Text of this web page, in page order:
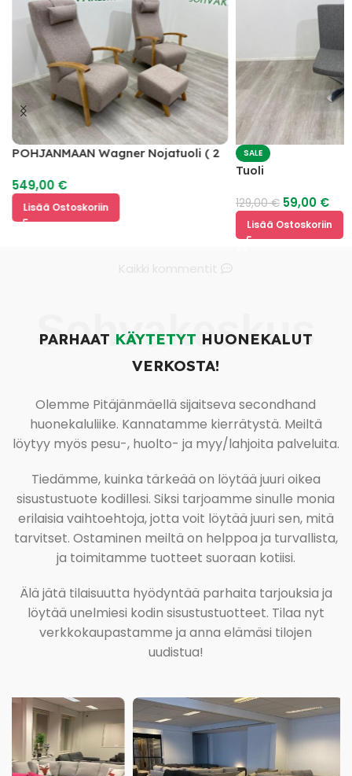
POHJANMAAN Wagner Nojatuoli ( 2
549,00 €
Lisää Ostoskoriin
SALE
Tuoli
129,00€ 59,00 €
Lisää Ostoskoriin
Sohvakeskus
PARHAAT KÄYTETYT HUONEKALUT
VERKOSTA!
Olemme Pitäjänmäellä sijaitseva secondhand
huonekaluliike. Kannatamme kierrätystä. Meiltä
löytyy myös pesu-, huolto- ja myy/lahjoita palveluita.
Tiedämme, kuinka tärkeää on löytää juuri oikea
sisustustuote kodillesi. Siksi tarjoamme sinulle monia
erilaisia vaihtoehtoja, jotta voit löytää juuri sen, mitä
tarvitset. Ostaminen meiltä on helppoa ja turvallista,
ja toimitamme tuotteet suoraan kotiisi.
Älä jätä tilaisuutta hyödyntää parhaita tarjouksia ja
löytää unelmiesi kodin sisustustuotteet. Tilaa nyt
verkkokaupastamme ja anna elämäsi tilojen
uudistua!